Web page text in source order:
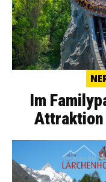
Im